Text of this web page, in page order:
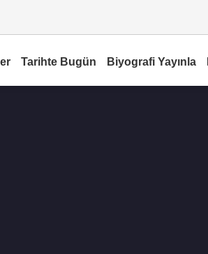
Tarihte Bugün Biyografi Yayınla